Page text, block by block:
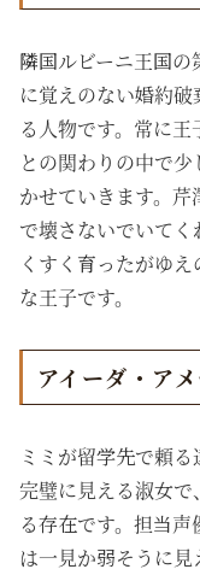
隣国ルビーニ王国
に覚えのない婚約
る人物です。常に
との関わりの中で
かせていきます。
で壊さないでいて
くすく育ったがゆ
な王子です。
アイーダ・ア
ミミが留学先で頼
完璧に見える淑女
る存在です。担当
は一見か弱そうに